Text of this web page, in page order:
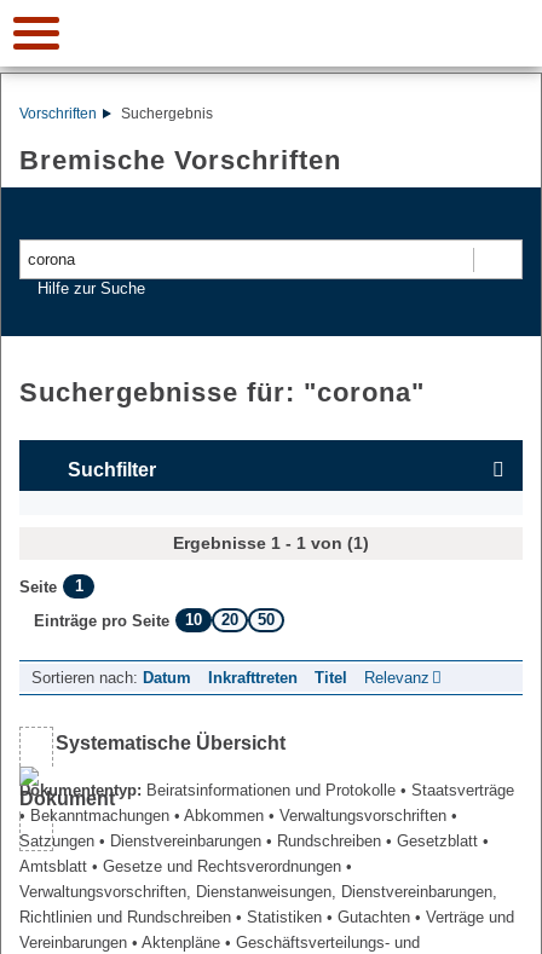
Vorschriften Suchergebnis
Bremische Vorschriften
Hilfe zur Suche
Suchergebnisse für: "corona"
Suchfilter
Ergebnisse 1 - 1 von (1)
Seite
1
Einträge pro Seite
10 20 50
Sortieren nach: Datum Inkrafttreten Titel Relevanz
Systematische Übersicht
Dokumententyp: Beiratsinformationen und Protokolle • Staatsverträge
• Bekanntmachungen • Abkommen • Verwaltungsvorschriften •
Satzungen • Dienstvereinbarungen • Rundschreiben • Gesetzblatt •
Amtsblatt • Gesetze und Rechtsverordnungen •
Verwaltungsvorschriften, Dienstanweisungen, Dienstvereinbarungen,
Richtlinien und Rundschreiben • Statistiken • Gutachten • Verträge und
Vereinbarungen • Aktenpläne • Geschäftsverteilungs- und